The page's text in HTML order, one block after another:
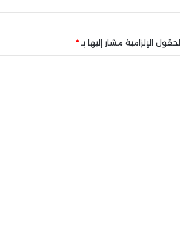
الحقول الإلزامية مشار إليها بـ*